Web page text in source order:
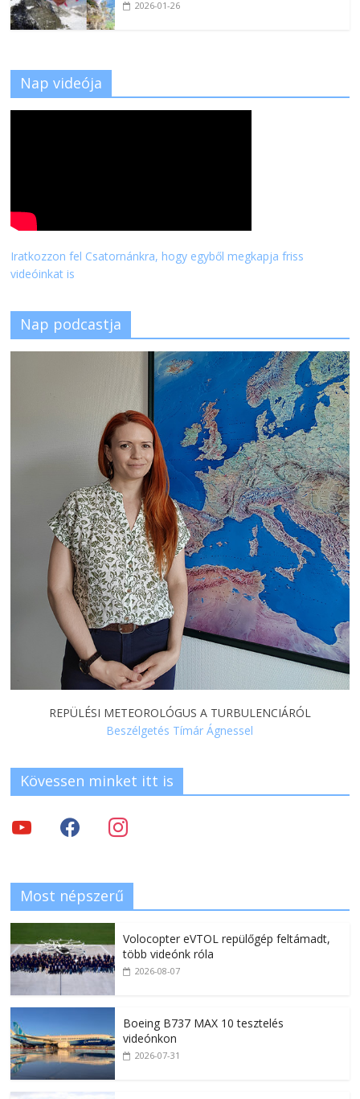
2026-01-26
Nap videója
Iratkozzon fel Csatornánkra, hogy egyből megkapja friss
videóinkat is
Nap podcastja
REPÜLÉSI METEOROLÓGUS A TURBULENCIÁRÓL
Beszélgetés Tímár Ágnessel
Kövessen minket itt is
Most népszerű
Volocopter eVTOL repülőgép feltámadt,
több videónk róla
2026-08-07
Boeing B737 MAX 10 tesztelés
videónkon
2026-07-31